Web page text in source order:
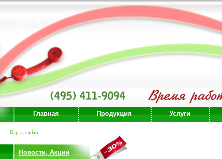
Главная Продукция Услуги
Карта сайта
Новости, Акции